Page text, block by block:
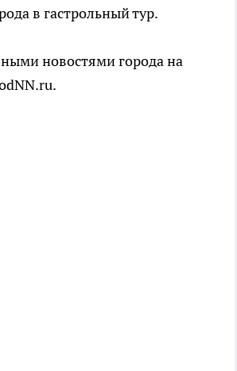
в гастрольный тур.
новостями города на